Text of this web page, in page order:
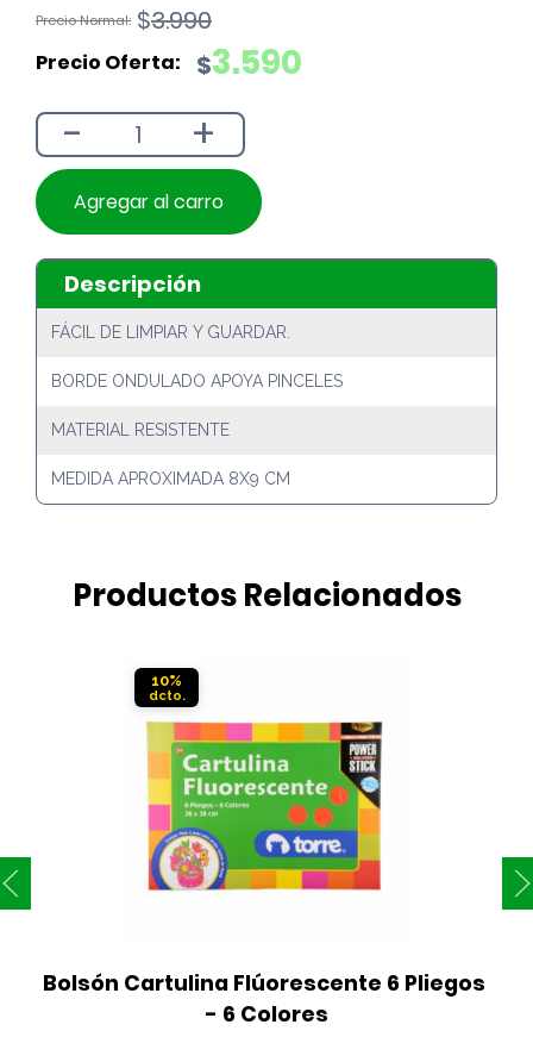
$3.990
El
original
$3.990.
$3.590
El
actual
$3.590.
- +
Agregar al carro
Descripción
FÁCIL DE LIMPIAR Y GUARDAR.
BORDE ONDULADO APOYA PINCELES
MATERIAL RESISTENTE
MEDIDA APROXIMADA 8X9 CM
Productos Relacionados
10%
Bolsón Cartulina Flúorescente 6 Pliegos
- 6 Colores